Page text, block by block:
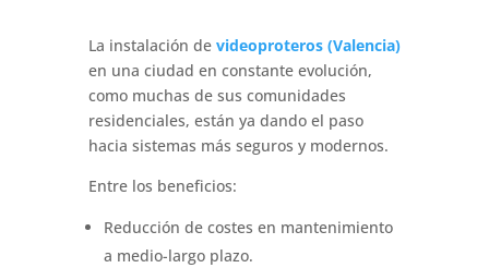
La instalación de videoproteros (Valencia)
en una ciudad en constante evolución,
como muchas de sus comunidades
residenciales, están ya dando el paso
hacia sistemas más seguros y modernos.
Entre los beneficios:
Reducción de costes en mantenimiento
a medio-largo plazo.